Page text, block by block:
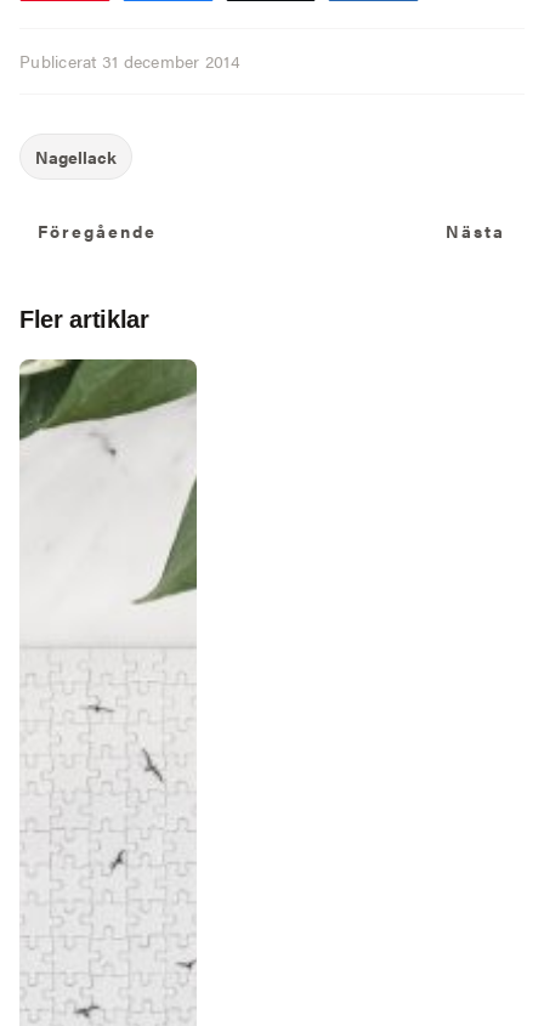
Publicerat 31 december 2014
Föregående
Föregående Nästa
Fler artiklar